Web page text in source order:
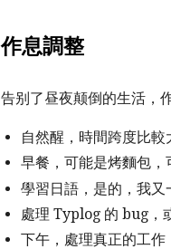
作息調整
告别了昼夜颠倒的生活，
自然醒，時間跨度比
早餐，可能是烤麵包
學習日語，是的，我
處理 Typlog 的 bug，
下午，處理真正的工作